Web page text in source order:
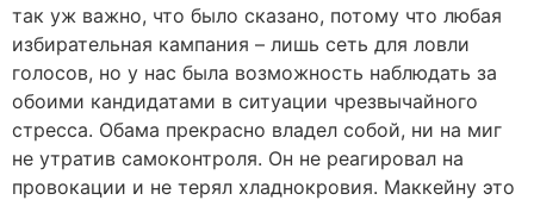
так уж важно, что было сказано, потому что любая
избирательная кампания – лишь сеть для ловли
голосов, но у нас была возможность наблюдать за
обоими кандидатами в ситуации чрезвычайного
стресса. Обама прекрасно владел собой, ни на миг
не утратив самоконтроля. Он не реагировал на
провокации и не терял хладнокровия. Маккейну это